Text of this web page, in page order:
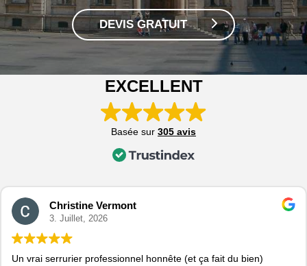
DEVIS GRATUIT
EXCELLENT
Basée sur 305 avis
Christine Vermont
3. Juillet, 2026
Un vrai serrurier professionnel honnête (et ça fait du bien)